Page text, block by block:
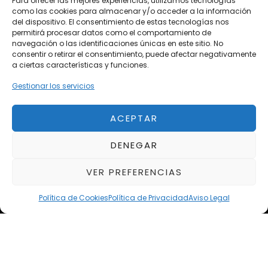
como las cookies para almacenar y/o acceder a la información
del dispositivo. El consentimiento de estas tecnologías nos
permitirá procesar datos como el comportamiento de
navegación o las identificaciones únicas en este sitio. No
consentir o retirar el consentimiento, puede afectar negativamente
a ciertas características y funciones.
Gestionar los servicios
ACEPTAR
DENEGAR
VER PREFERENCIAS
Política de CookiesPolítica de PrivacidadAviso Legal
Vehículos de Ocasión
Próximos
Eclipse by SELECTO
Del 12/08/2026 al 12/08/2026
Del 02/10/2026 al 05/10/2026
Del 02/10/2026 al 05/10/2026